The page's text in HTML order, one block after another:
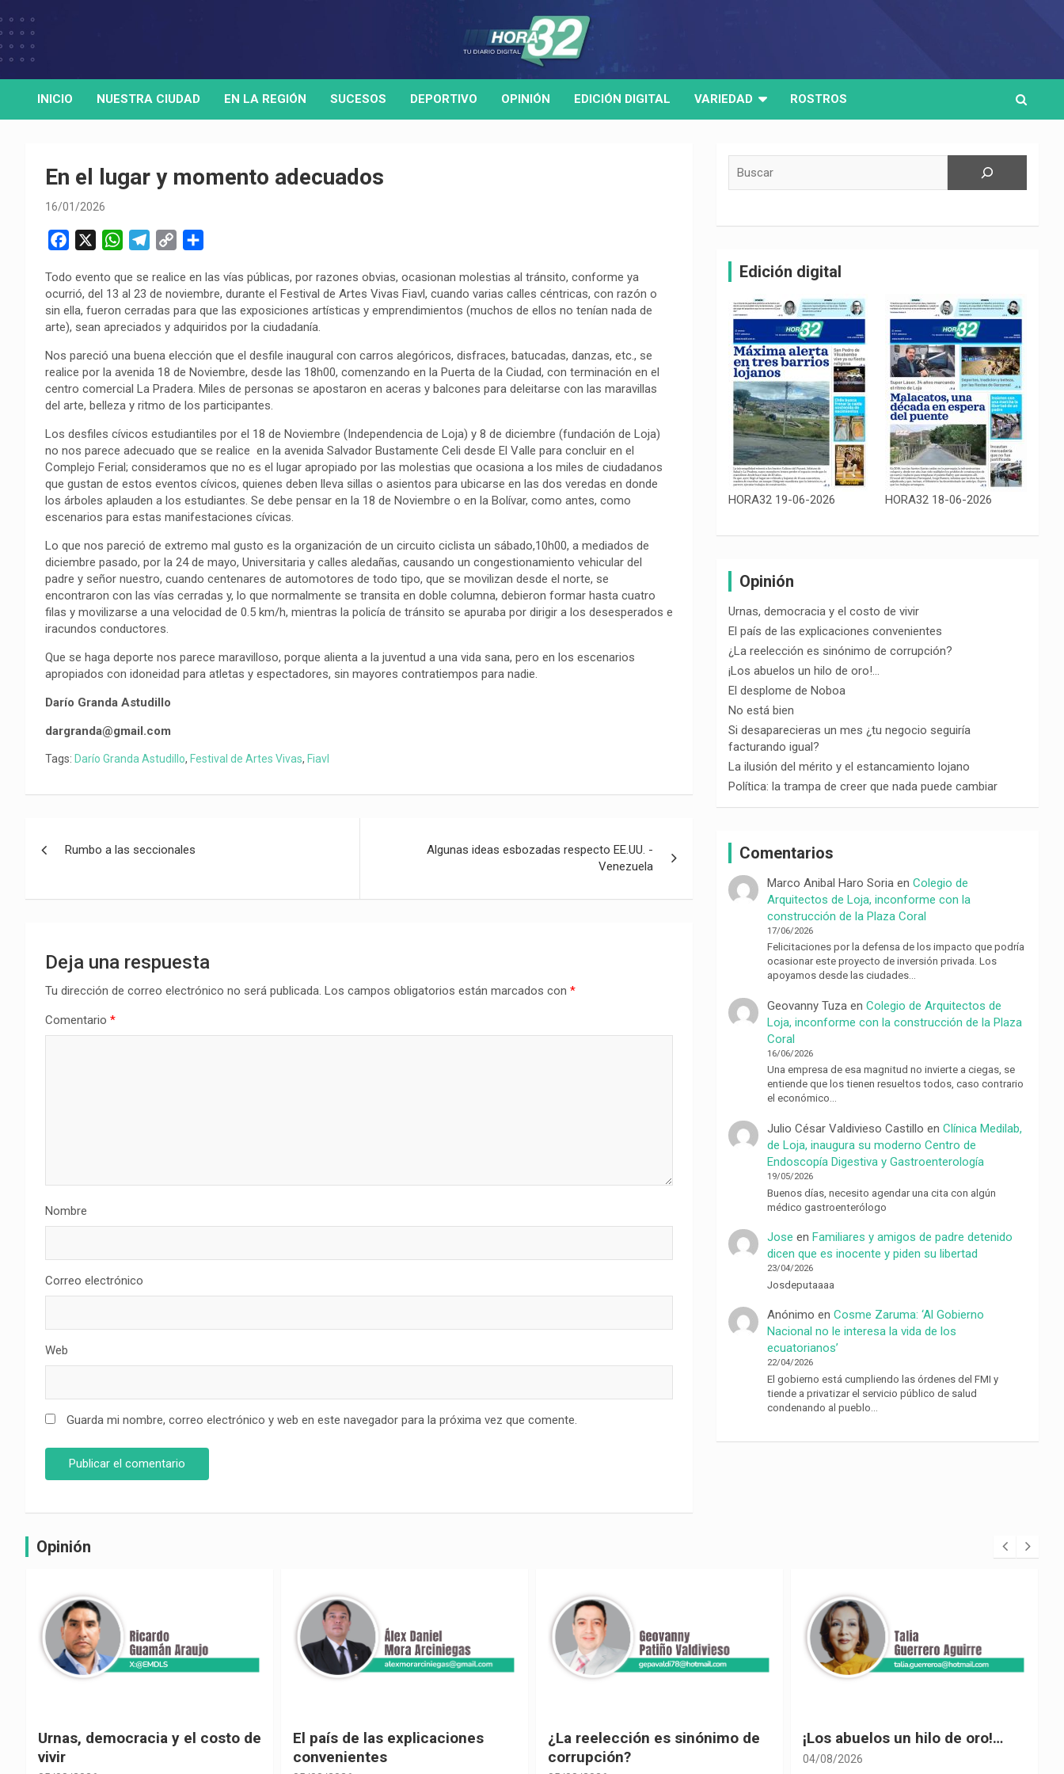
to
HORA32
Medio de comunicación digital
INICIO NUESTRA CIUDAD EN LA REGIÓN SUCESOS DEPORTIVO OPINIÓN EDICIÓN DIGITAL VARIEDAD ROSTROS
En el lugar y momento adecuados
16/01/2026
c
e
o
k
W
a
t
s
p
p
l
e
g
a
m
p
y
L
n
k
m
p
a
t
i
r
Todo evento que se realice en las vías públicas, por razones obvias, ocasionan molestias al tránsito, conforme ya
ocurrió, del 13 al 23 de noviembre, durante el Festival de Artes Vivas Fiavl, cuando varias calles céntricas, con razón o
sin ella, fueron cerradas para que las exposiciones artísticas y emprendimientos (muchos de ellos no tenían nada de
arte), sean apreciados y adquiridos por la ciudadanía.
Nos pareció una buena elección que el desfile inaugural con carros alegóricos, disfraces, batucadas, danzas, etc., se
realice por la avenida 18 de Noviembre, desde las 18h00, comenzando en la Puerta de la Ciudad, con terminación en el
centro comercial La Pradera. Miles de personas se apostaron en aceras y balcones para deleitarse con las maravillas
del arte, belleza y ritmo de los participantes.
Los desfiles cívicos estudiantiles por el 18 de Noviembre (Independencia de Loja) y 8 de diciembre (fundación de Loja)
no nos parece adecuado que se realice en la avenida Salvador Bustamente Celi desde El Valle para concluir en el
Complejo Ferial; consideramos que no es el lugar apropiado por las molestias que ocasiona a los miles de ciudadanos
que gustan de estos eventos cívicos, quienes deben lleva sillas o asientos para ubicarse en las dos veredas en donde
los árboles aplauden a los estudiantes. Se debe pensar en la 18 de Noviembre o en la Bolívar, como antes, como
escenarios para estas manifestaciones cívicas.
Lo que nos pareció de extremo mal gusto es la organización de un circuito ciclista un sábado,10h00, a mediados de
diciembre pasado, por la 24 de mayo, Universitaria y calles aledañas, causando un congestionamiento vehicular del
padre y señor nuestro, cuando centenares de automotores de todo tipo, que se movilizan desde el norte, se
encontraron con las vías cerradas y, lo que normalmente se transita en doble columna, debieron formar hasta cuatro
filas y movilizarse a una velocidad de 0.5 km/h, mientras la policía de tránsito se apuraba por dirigir a los desesperados e
iracundos conductores.
Que se haga deporte nos parece maravilloso, porque alienta a la juventud a una vida sana, pero en los escenarios
apropiados con idoneidad para atletas y espectadores, sin mayores contratiempos para nadie.
Darío Granda Astudillo
dargranda@gmail.com
Tags: Darío Granda Astudillo, Festival de Artes Vivas, Fiavl
entradas
Rumbo a las seccionales
Algunas ideas esbozadas respecto EE.UU. -
Venezuela
Deja una respuesta
Tu dirección de correo electrónico no será publicada. Los campos obligatorios están marcados con *
Comentario *
Nombre
Correo electrónico
Web
Guarda mi nombre, correo electrónico y web en este navegador para la próxima vez que comente.
Edición digital
HORA32 19-06-2026 HORA32 18-06-2026
Opinión
Urnas, democracia y el costo de vivir
El país de las explicaciones convenientes
¿La reelección es sinónimo de corrupción?
¡Los abuelos un hilo de oro!…
El desplome de Noboa
No está bien
Si desaparecieras un mes ¿tu negocio seguiría
facturando igual?
La ilusión del mérito y el estancamiento lojano
Política: la trampa de creer que nada puede cambiar
Comentarios
Marco Anibal Haro Soria enColegio de
Arquitectos de Loja, inconforme con la
construcción de la Plaza Coral
17/06/2026
Felicitaciones por la defensa de los impacto que podría
ocasionar este proyecto de inversión privada. Los
apoyamos desde las ciudades…
Geovanny Tuza enColegio de Arquitectos de
Loja, inconforme con la construcción de la Plaza
Coral
16/06/2026
Una empresa de esa magnitud no invierte a ciegas, se
entiende que los tienen resueltos todos, caso contrario
el económico…
Julio César Valdivieso Castillo enClínica Medilab,
de Loja, inaugura su moderno Centro de
Endoscopía Digestiva y Gastroenterología
19/05/2026
Buenos días, necesito agendar una cita con algún
médico gastroenterólogo
Jose enFamiliares y amigos de padre detenido
dicen que es inocente y piden su libertad
23/04/2026
Josdeputaaaa
Anónimo enCosme Zaruma: ‘Al Gobierno
Nacional no le interesa la vida de los
ecuatorianos’
22/04/2026
El gobierno está cumpliendo las órdenes del FMI y
tiende a privatizar el servicio público de salud
condenando al pueblo…
Opinión
El país de las explicaciones
convenientes
¿La reelección es sinónimo de
corrupción?
¡Los abuelos un hilo de oro!…
04/08/2026
El desplome de Noboa
04/08/2026